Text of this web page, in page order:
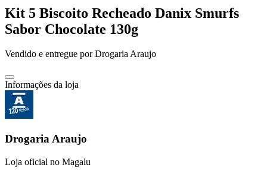
Kit 5 Biscoito Recheado Danix Smurfs
Sabor Chocolate 130g
Vendido e entregue por Drogaria Araujo
Informações da loja
Drogaria Araujo
Loja oficial no Magalu